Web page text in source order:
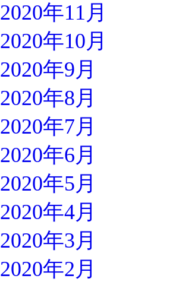
2020年11月
2020年10月
2020年9月
2020年8月
2020年7月
2020年6月
2020年5月
2020年4月
2020年3月
2020年2月